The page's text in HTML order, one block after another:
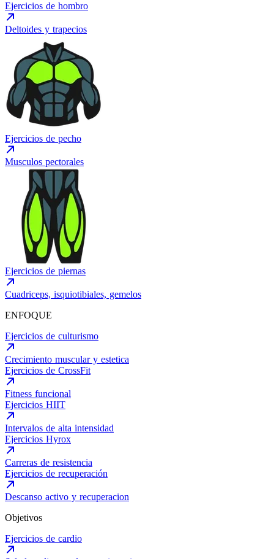
Ejercicios de hombro
Deltoides y trapecios
Ejercicios de pecho
Musculos pectorales
Ejercicios de piernas
Cuadriceps, isquiotibiales, gemelos
ENFOQUE
Ejercicios de culturismo
Crecimiento muscular y estetica
Ejercicios de CrossFit
Fitness funcional
Ejercicios HIIT
Intervalos de alta intensidad
Ejercicios Hyrox
Carreras de resistencia
Ejercicios de recuperación
Descanso activo y recuperacion
Objetivos
Ejercicios de cardio